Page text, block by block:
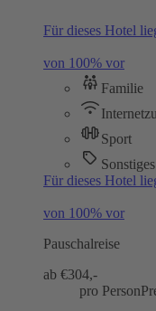
Für dieses Hotel
von 100% vor
Familie
Sport
Sonstiges
Für dieses Hotel
von 100% vor
Pauschalreise
ab €304,-
pro Person